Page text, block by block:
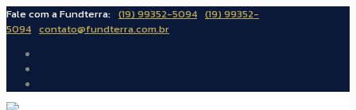
Fale com a Fundterra: (19) 99352-5094 (19) 99352-
5094 contato@fundterra.com.br